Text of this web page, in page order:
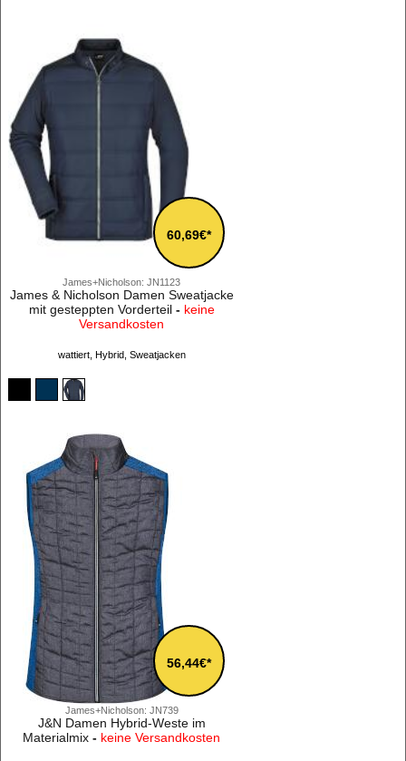
James+Nicholson: JN1123
60,69€*
James & Nicholson Damen Sweatjacke
mit gesteppten Vorderteil- keine
Versandkosten
wattiert, Hybrid, Sweatjacken
James+Nicholson: JN739
56,44€*
J&N Damen Hybrid-Weste im
Materialmix - keine Versandkosten